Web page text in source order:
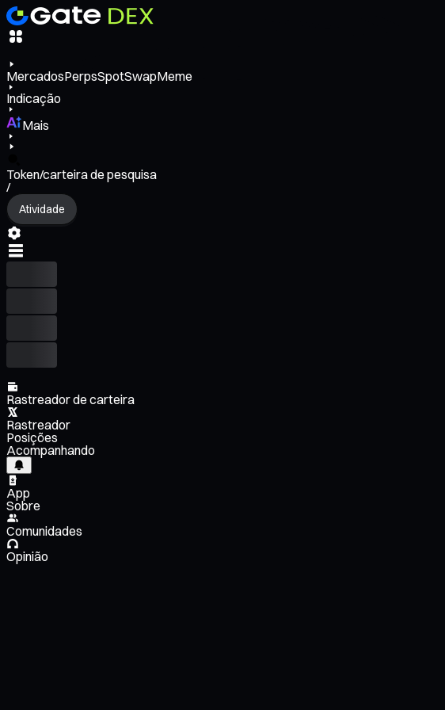
MercadosPerpsSpotSwapMeme
Indicação
Mais
Token/carteira de pesquisa
/
Atividade
Rastreador de carteira
Rastreador
Posições
Acompanhando
App
Sobre
Comunidades
Opinião